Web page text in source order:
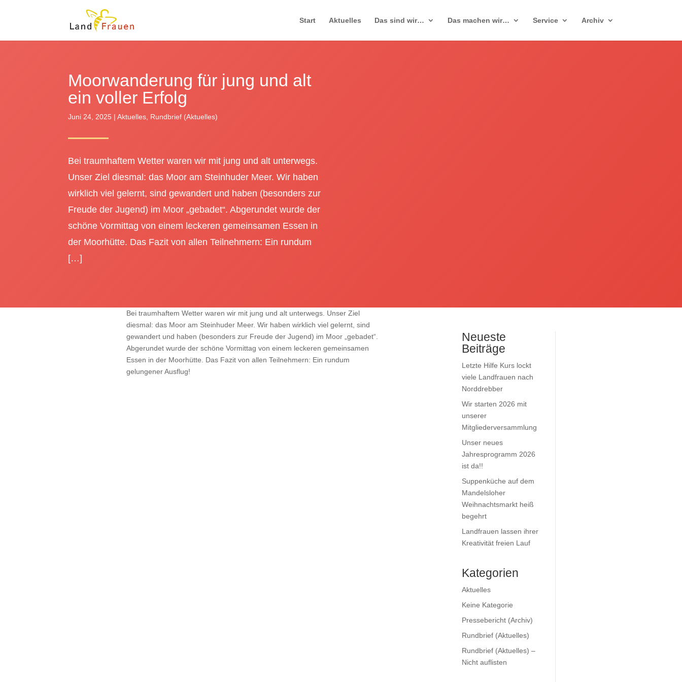
Start Aktuelles Das sind wir… Das machen wir… Service Archiv
Moorwanderung für jung und alt
ein voller Erfolg
Juni 24, 2025 |Aktuelles Rundbrief (Aktuelles)
Bei traumhaftem Wetter waren wir mit jung und alt unterwegs.
Unser Ziel diesmal: das Moor am Steinhuder Meer. Wir haben
wirklich viel gelernt, sind gewandert und haben (besonders zur
Freude der Jugend) im Moor „gebadet“. Abgerundet wurde der
schöne Vormittag von einem leckeren gemeinsamen Essen in
der Moorhütte. Das Fazit von allen Teilnehmern: Ein rundum
[…]
Bei traumhaftem Wetter waren wir mit jung und alt unterwegs. Unser Ziel
diesmal: das Moor am Steinhuder Meer. Wir haben wirklich viel gelernt, sind
gewandert und haben (besonders zur Freude der Jugend) im Moor „gebadet“.
Abgerundet wurde der schöne Vormittag von einem leckeren gemeinsamen
Essen in der Moorhütte. Das Fazit von allen Teilnehmern: Ein rundum
gelungener Ausflug!
Neueste
Beiträge
Letzte Hilfe Kurs lockt
viele Landfrauen nach
Norddrebber
Wir starten 2026 mit
unserer
Mitgliederversammlung
Unser neues
Jahresprogramm 2026
ist da!!
Suppenküche auf dem
Mandelsloher
Weihnachtsmarkt heiß
begehrt
Landfrauen lassen ihrer
Kreativität freien Lauf
Kategorien
Aktuelles
Keine Kategorie
Pressebericht (Archiv)
Rundbrief (Aktuelles)
Rundbrief (Aktuelles) –
Nicht auflisten